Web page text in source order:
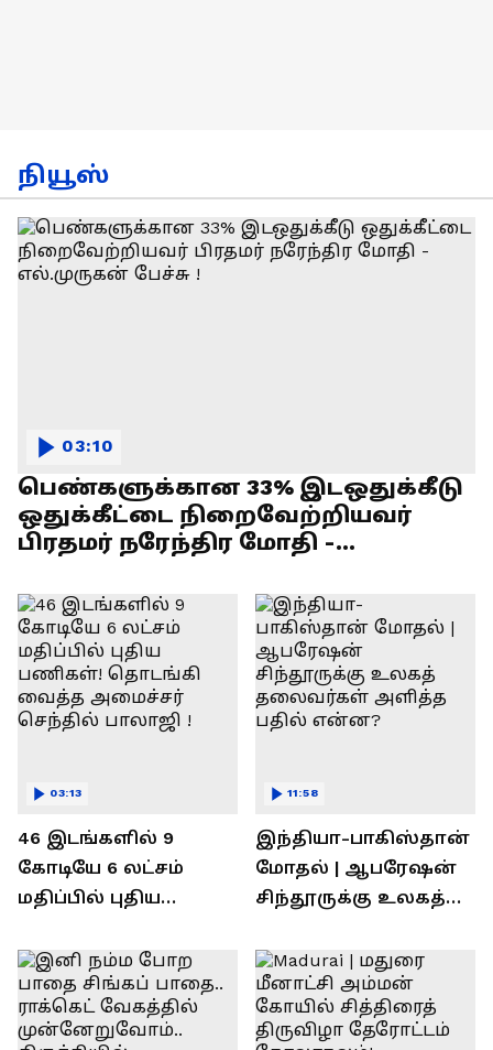
நியூஸ்
பெண்களுக்கான 33% இடஒதுக்கீடு
ஒதுக்கீட்டை நிறைவேற்றியவர்
பிரதமர் நரேந்திர மோதி -
03:10
46 இடங்களில் 9
கோடியே 6 லட்சம்
மதிப்பில் புதிய
வைத்த அமைச்சர்
செந்தில் பாலாஜி !
03:13
இந்தியா-பாகிஸ்தான்
மோதல் | ஆபரேஷன்
சிந்தூருக்கு உலகத்
பதில் என்ன?
11:58